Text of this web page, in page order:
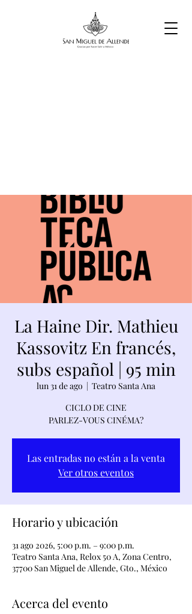
La Haine Dir. Mathieu
Kassovitz En francés,
subs español | 95 min
lun 31 de ago
  |
Teatro Santa Ana
CICLO DE CINE
PARLEZ-VOUS CINÉMA?
Las entradas no están a la venta
Ver otros eventos
Horario y ubicación
31 ago 2026, 5:00 p.m. – 9:00 p.m.
Teatro Santa Ana, Relox 50 A, Zona Centro,
37700 San Miguel de Allende, Gto., México
Acerca del evento